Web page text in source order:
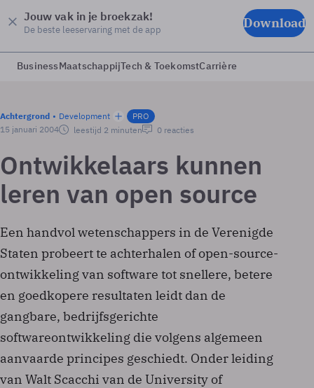
Jouw vak in je broekzak!
De beste leeservaring met de app Download
BusinessMaatschappijTech & ToekomstCarrière
Achtergrond Development
PRO
15 januari 2004
leestijd 2 minuten 0 reacties
Ontwikkelaars kunnen
leren van open source
Een handvol wetenschappers in de Verenigde
Staten probeert te achterhalen of open-source-
ontwikkeling van software tot snellere, betere
en goedkopere resultaten leidt dan de
gangbare, bedrijfsgerichte
softwareontwikkeling die volgens algemeen
aanvaarde principes geschiedt. Onder leiding
van Walt Scacchi van de University of